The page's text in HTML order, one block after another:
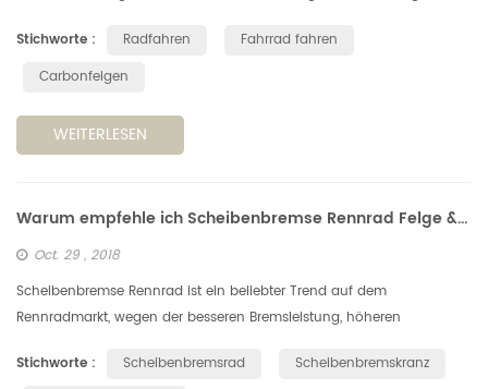
Leben...
Stichworte : Radfahren
Fahrrad fahren
Carbonfelgen
WEITERLESEN
Warum empfehle ich Scheibenbremse Rennrad Felge & Rad
Oct. 29 , 2018
Scheibenbremse Rennrad ist ein beliebter Trend auf dem
Rennradmarkt, wegen der besseren Bremsleistung, höheren
Leistung usw. Außerdem kommt ein...
Stichworte : Scheibenbremsrad
Scheibenbremskranz